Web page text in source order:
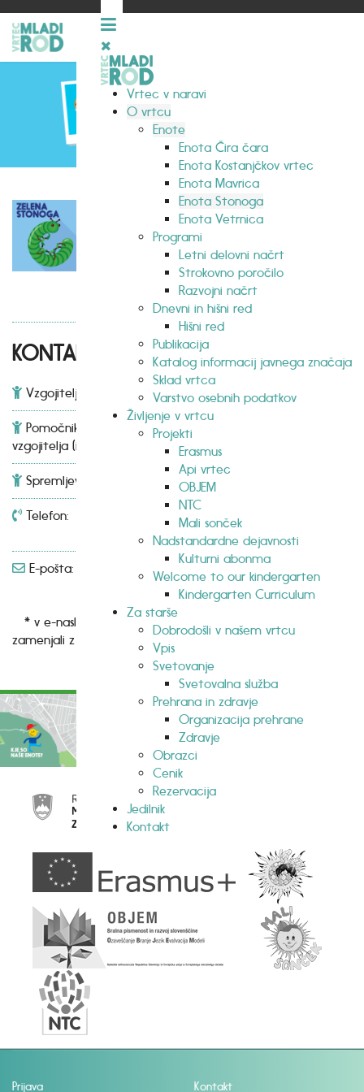
Vrtec v naravi
O vrtcu
Enote
Enota Čira čara
Enota Kostanjčkov vrtec
Enota Mavrica
Enota Stonoga
Enota Vetrnica
Programi
Letni delovni načrt
Strokovno poročilo
Razvojni načrt
Dnevni in hišni red
Hišni red
Publikacija
Katalog informacij javnega značaja
Sklad vrtca
Varstvo osebnih podatkov
Življenje v vrtcu
Projekti
Erasmus
Api vrtec
OBJEM
NTC
Mali sonček
Nadstandardne dejavnosti
Kulturni abonma
Welcome to our kindergarten
Kindergarten Curriculum
Za starše
Dobrodošli v našem vrtcu
Vpis
Svetovanje
Svetovalna služba
Prehrana in zdravje
Organizacija prehrane
Zdravje
Obrazci
Cenik
Rezervacija
Jedilnik
Kontakt
KONTAKT
Vzgojitelj (ica) Maruša Buletinac
Pomočnik (ca)
vzgojitelja (ice)
Barbara Belina in Urška
Erklavec
Spremljevalec (ka) Grilj Uršula
Telefon:
01 620
38 20
E-pošta:
zelenastonoga-
l1[at]vrtec-mladirod.si
* v e-naslovih smo iz varnostnih razlogov znake @
zamenjali z zapisom [at]
Prijava Kontakt